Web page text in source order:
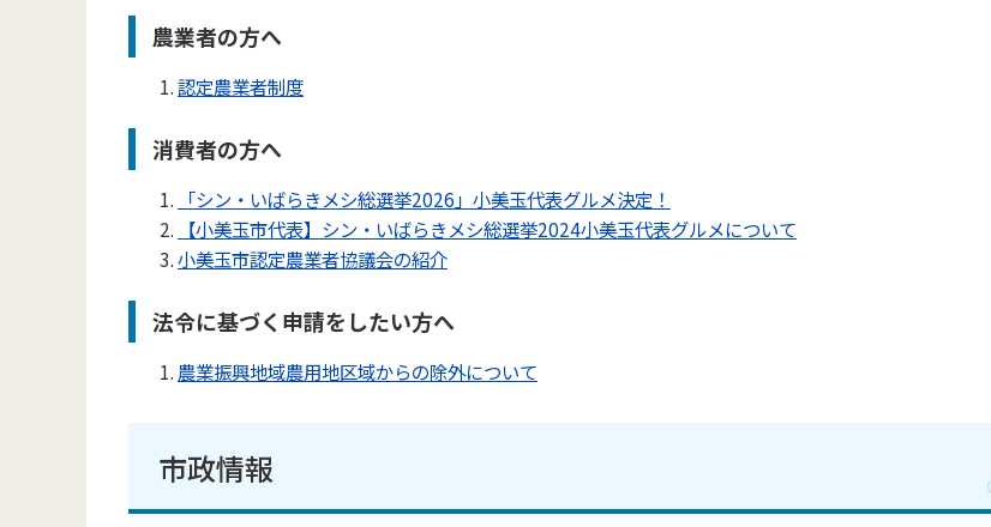
農業者の方へ
認定農業者制度
消費者の方へ
「シン・いばらきメシ総選挙2026」小美玉代表グルメ決定！
【小美玉市代表】シン・いばらきメシ総選挙2024小美玉代表グルメについて
小美玉市認定農業者協議会の紹介
法令に基づく申請をしたい方へ
農業振興地域農用地区域からの除外について
市政情報